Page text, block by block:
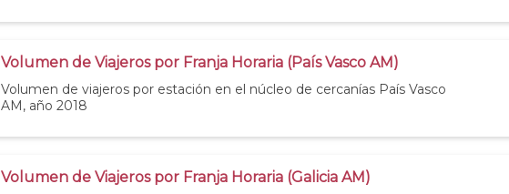
Volumen de Viajeros por Franja Horaria (País Vasco AM)
Volumen de viajeros por estación en el núcleo de cercanías País Vasco
AM, año 2018
Volumen de Viajeros por Franja Horaria (Galicia AM)